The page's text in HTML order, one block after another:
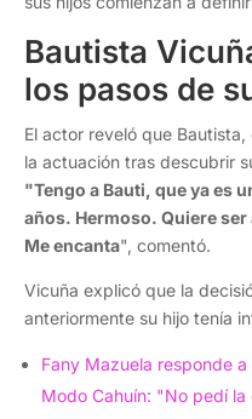
Bautista
los pasos de
El actor reveló que
la actuación tras descubrir
"Tengo a Bauti, que ya es
años. Hermoso. Quiere
Me encanta", comentó.
Vicuña explicó que la
anteriormente su hijo tenía
Fany Mazuela responde
Modo Cahuín: "No pedí